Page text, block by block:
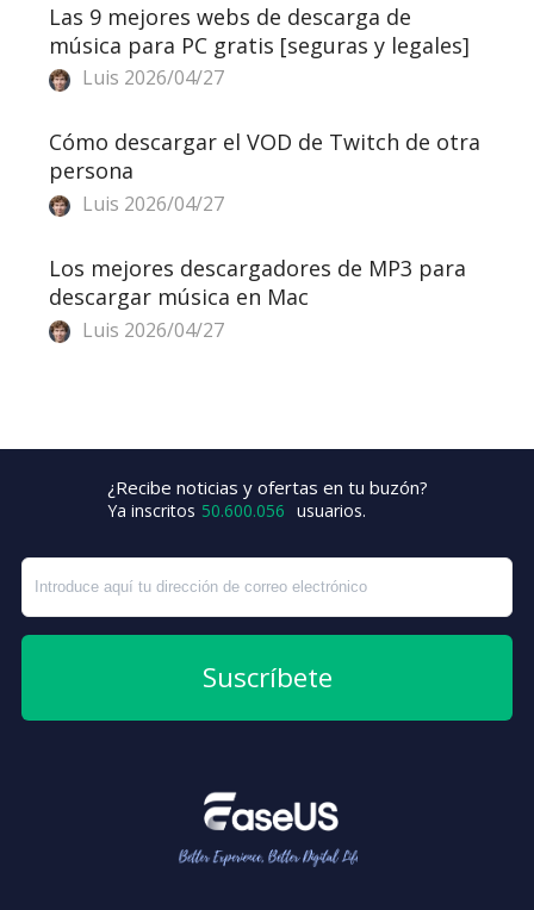
Las 9 mejores webs de descarga de
música para PC gratis [seguras y legales]
Luis 2026/04/27
Cómo descargar el VOD de Twitch de otra
persona
Luis 2026/04/27
Los mejores descargadores de MP3 para
descargar música en Mac
Luis 2026/04/27
¿Recibe noticias y ofertas en tu buzón?
Ya inscritos 50.600.056 usuarios.
Suscríbete
+4